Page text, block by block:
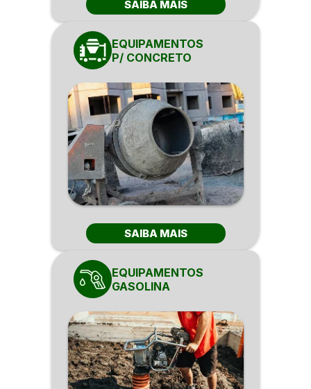
SAIBA MAIS
EQUIPAMENTOS
P/ CONCRETO
SAIBA MAIS
EQUIPAMENTOS
GASOLINA